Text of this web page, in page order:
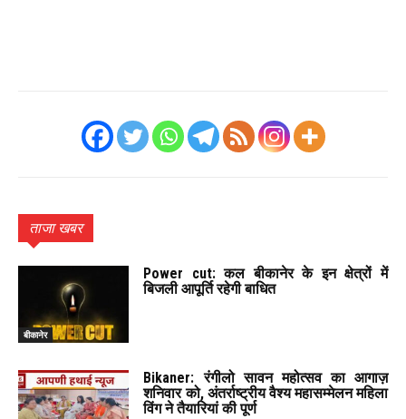
ताजा खबर
बीकानेर
Power cut: कल बीकानेर के इन क्षेत्रों में
बिजली आपूर्ति रहेगी बाधित
Bikaner: रंगीलो सावन महोत्सव का आगाज़
शनिवार को, अंतर्राष्ट्रीय वैश्य महासम्मेलन महिला
विंग ने तैयारियां की पूर्ण